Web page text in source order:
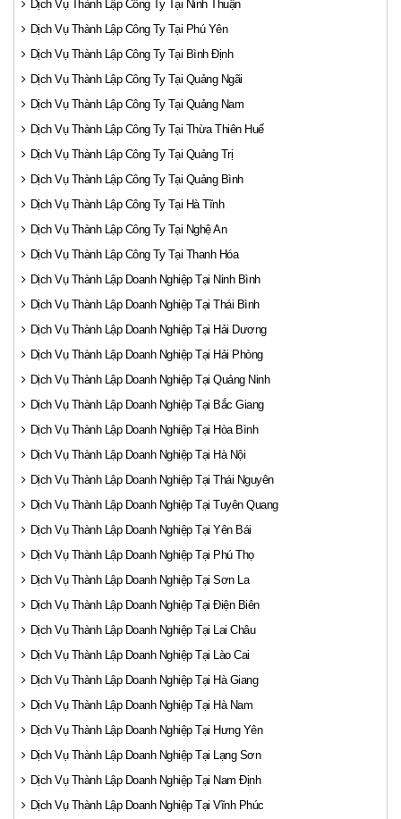
Dịch Vụ Thành Lập Công Ty Tại Ninh Thuận
Dịch Vụ Thành Lập Công Ty Tại Phú Yên
Dịch Vụ Thành Lập Công Ty Tại Bình Định
Dịch Vụ Thành Lập Công Ty Tại Quảng Ngãi
Dịch Vụ Thành Lập Công Ty Tại Quảng Nam
Dịch Vụ Thành Lập Công Ty Tại Thừa Thiên Huế
Dịch Vụ Thành Lập Công Ty Tại Quảng Trị
Dịch Vụ Thành Lập Công Ty Tại Quảng Bình
Dịch Vụ Thành Lập Công Ty Tại Hà Tĩnh
Dịch Vụ Thành Lập Công Ty Tại Nghệ An
Dịch Vụ Thành Lập Công Ty Tại Thanh Hóa
Dịch Vụ Thành Lập Doanh Nghiệp Tại Ninh Bình
Dịch Vụ Thành Lập Doanh Nghiệp Tại Thái Bình
Dịch Vụ Thành Lập Doanh Nghiệp Tại Hải Dương
Dịch Vụ Thành Lập Doanh Nghiệp Tại Hải Phòng
Dịch Vụ Thành Lập Doanh Nghiệp Tại Quảng Ninh
Dịch Vụ Thành Lập Doanh Nghiệp Tại Bắc Giang
Dịch Vụ Thành Lập Doanh Nghiệp Tại Hòa Bình
Dịch Vụ Thành Lập Doanh Nghiệp Tại Hà Nội
Dịch Vụ Thành Lập Doanh Nghiệp Tại Thái Nguyên
Dịch Vụ Thành Lập Doanh Nghiệp Tại Tuyên Quang
Dịch Vụ Thành Lập Doanh Nghiệp Tại Yên Bái
Dịch Vụ Thành Lập Doanh Nghiệp Tại Phú Thọ
Dịch Vụ Thành Lập Doanh Nghiệp Tại Sơn La
Dịch Vụ Thành Lập Doanh Nghiệp Tại Điện Biên
Dịch Vụ Thành Lập Doanh Nghiệp Tại Lai Châu
Dịch Vụ Thành Lập Doanh Nghiệp Tại Lào Cai
Dịch Vụ Thành Lập Doanh Nghiệp Tại Hà Giang
Dịch Vụ Thành Lập Doanh Nghiệp Tại Hà Nam
Dịch Vụ Thành Lập Doanh Nghiệp Tại Hưng Yên
Dịch Vụ Thành Lập Doanh Nghiệp Tại Lạng Sơn
Dịch Vụ Thành Lập Doanh Nghiệp Tại Nam Định
Dịch Vụ Thành Lập Doanh Nghiệp Tại Vĩnh Phúc